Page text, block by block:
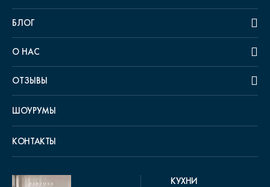
БЛОГ
О НАС
ОТЗЫВЫ
ШОУРУМЫ
КОНТАКТЫ
КУХНИ